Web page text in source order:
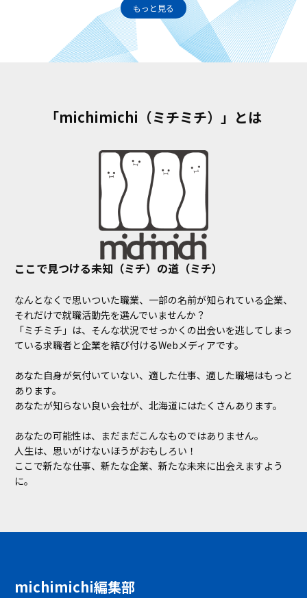
もっと見る
「michimichi（ミチミチ）」とは
ここで見つける未知（ミチ）の道（ミチ）
なんとなくで思いついた職業、一部の名前が知られている企業、
それだけで就職活動先を選んでいませんか？
「ミチミチ」は、そんな状況でせっかくの出会いを逃してしまっ
ている求職者と企業を結び付けるWebメディアです。
あなた自身が気付いていない、適した仕事、適した職場はもっと
あります。
あなたが知らない良い会社が、北海道にはたくさんあります。
あなたの可能性は、まだまだこんなものではありません。
人生は、思いがけないほうがおもしろい！
ここで新たな仕事、新たな企業、新たな未来に出会えますよう
に。
michimichi編集部